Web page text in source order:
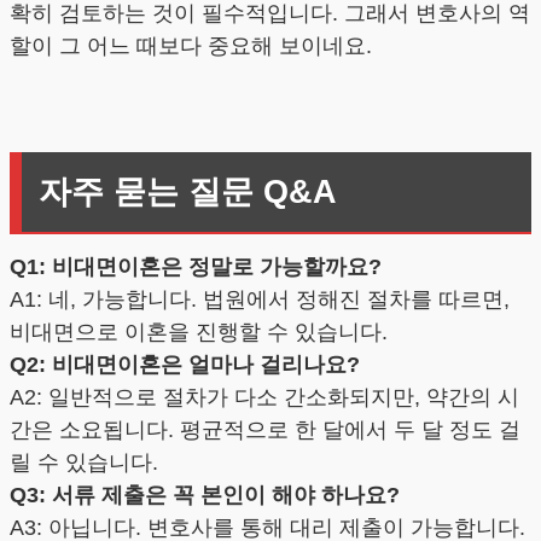
확히 검토하는 것이 필수적입니다. 그래서 변호사의 역
할이 그 어느 때보다 중요해 보이네요.
자주 묻는 질문 Q&A
Q1: 비대면이혼은 정말로 가능할까요?
A1: 네, 가능합니다. 법원에서 정해진 절차를 따르면,
비대면으로 이혼을 진행할 수 있습니다.
Q2: 비대면이혼은 얼마나 걸리나요?
A2: 일반적으로 절차가 다소 간소화되지만, 약간의 시
간은 소요됩니다. 평균적으로 한 달에서 두 달 정도 걸
릴 수 있습니다.
Q3: 서류 제출은 꼭 본인이 해야 하나요?
A3: 아닙니다. 변호사를 통해 대리 제출이 가능합니다.